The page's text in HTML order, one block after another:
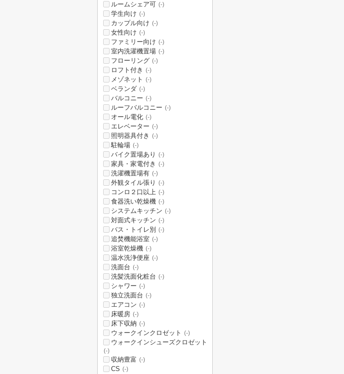
ルームシェア可 (-)
学生向け (-)
カップル向け (-)
女性向け (-)
ファミリー向け (-)
室内洗濯機置場 (-)
フローリング (-)
ロフト付き (-)
メゾネット (-)
ベランダ (-)
バルコニー (-)
ルーフバルコニー (-)
オール電化 (-)
エレベーター (-)
照明器具付き (-)
駐輪場 (-)
バイク置場あり (-)
家具・家電付き (-)
洗濯機置場有 (-)
外観タイル張り (-)
コンロ２口以上 (-)
食器洗い乾燥機 (-)
システムキッチン (-)
対面式キッチン (-)
バス・トイレ別 (-)
追焚機能浴室 (-)
浴室乾燥機 (-)
温水洗浄便座 (-)
洗面台 (-)
洗髪洗面化粧台 (-)
シャワー (-)
独立洗面台 (-)
エアコン (-)
床暖房 (-)
床下収納 (-)
ウォークインクロゼット (-)
ウォークインシューズクロゼット
(-)
収納豊富 (-)
CS (-)